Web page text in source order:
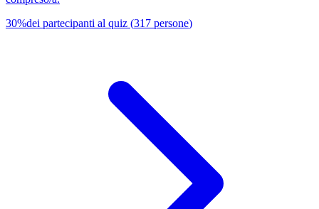
30%dei partecipanti al quiz (317 persone)